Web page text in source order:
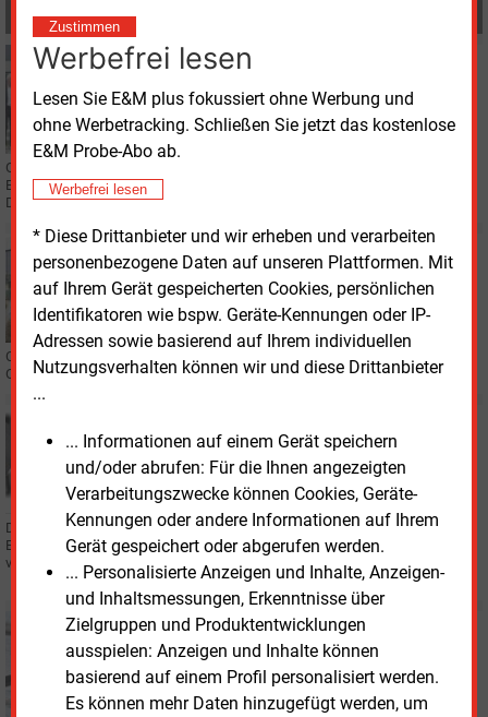
Zustimmen
Werbefrei lesen
Lesen Sie E&M plus fokussiert ohne Werbung und
ohne Werbetracking. Schließen Sie jetzt das kostenlose
E&M Probe-Abo ab.
Werbefrei lesen
* Diese Drittanbieter und wir erheben und verarbeiten
personenbezogene Daten auf unseren Plattformen. Mit
auf Ihrem Gerät gespeicherten Cookies, persönlichen
Identifikatoren wie bspw. Geräte-Kennungen oder IP-
Adressen sowie basierend auf Ihrem individuellen
Nutzungsverhalten können wir und diese Drittanbieter
...
... Informationen auf einem Gerät speichern
und/oder abrufen: Für die Ihnen angezeigten
Verarbeitungszwecke können Cookies, Geräte-
Kennungen oder andere Informationen auf Ihrem
Gerät gespeichert oder abgerufen werden.
... Personalisierte Anzeigen und Inhalte, Anzeigen-
und Inhaltsmessungen, Erkenntnisse über
Zielgruppen und Produktentwicklungen
ausspielen: Anzeigen und Inhalte können
basierend auf einem Profil personalisiert werden.
Es können mehr Daten hinzugefügt werden, um
Die MVV Energie AG bleibt noch länger Partner in
Offenbach
Offenbachs Energieversorgung bleibt weiter das gemeinsame
Betätigungsfeld der Stadtwerke Offenbach Holding und der MVV Energie AG.
Die Partner verlängern ihre Kooperation.
PERSONALIE
EVO bekommt Technikvorständin
Catharina Friedrich wird Technikvorständin der Energieversorgung
Offenbach. Sie folgt auf Günther Weiß.
PERSONALIE
Wien Energie: Einer der Chefs wiederbestellt
Der technische Geschäftsführer des Kommunalversorgers Wien
Energie, Karl Gruber, tritt mit März 2026 seine dritte Funktionsperiode an. Er
verantwortet nach wie vor mehr als Technik.
Mittwoch, 26.02.2025, 17:15
BILANZ
EVO steigert Jahresüberschuss